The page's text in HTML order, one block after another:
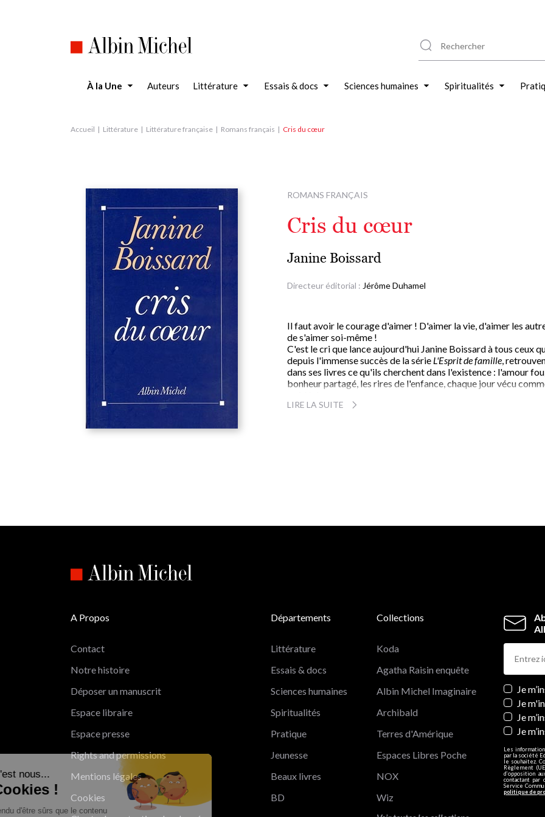
Salut c'est nous...
les Cookies !
On a attendu d'être sûrs que le contenu
À la Une Auteurs Littérature Essais & docs Sciences humaines Spiritualités
Accueil Littérature Littérature française Romans français Cris du cœur
ROMANS FRANÇAIS
Cris du cœur
Janine Boissard
Directeur éditorial : Jérôme Duhamel
Il faut avoir le courage d'aimer ! D'aimer la vie, d'aimer les
de s'aimer soi-même !
C'est le cri que lance aujourd'hui Janine Boissard à tous ceux
depuis l'immense succès de la série L'Esprit de famille,
dans ses livres ce qu'ils cherchent dans l'existence : l'amour
bonheur partagé, les rires de l'enfance, chaque jour vécu
Les personnages qui traversent ce livre s'interrogent tous sur le
LIRE LA SUITE
Je
Je
Je
Je
Les
par la société
le souhaitez.
Règlement
d’opposition
contactant par
Service
politique de
A Propos
Contact
Notre histoire
Déposer un manuscrit
Espace libraire
Espace presse
Rights and permissions
Mentions légales
Cookies
Départements
Littérature
Essais & docs
Sciences humaines
Spiritualités
Pratique
Jeunesse
Beaux livres
BD
Collections
Koda
Agatha Raisin enquête
Albin Michel Imaginaire
Archibald
Terres d'Amérique
Espaces Libres Poche
NOX
Wiz